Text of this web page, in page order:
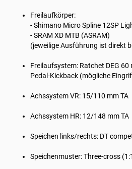
Freilaufkörper:
- Shimano Micro Spline 12SP
- SRAM XD MTB (ASRAM)
(jeweilige Ausführung ist direkt
Freilaufsystem: Ratchet DEG 60
Pedal-Kickback (mögliche
Achssystem VR: 15/110 mm TA
Achssystem HR: 12/148 mm TA
Speichen links/rechts: DT
Speichenmuster: Three-cross